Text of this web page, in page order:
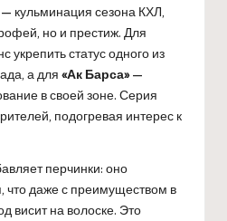
кульминация сезона КХЛ,
но и престиж. Для
укрепить статус одного из
а для «Ак Барса»—
в своей зоне. Серия
подогревая интерес к
перчинки: оно
что даже с преимуществом в
висит на волоске. Это